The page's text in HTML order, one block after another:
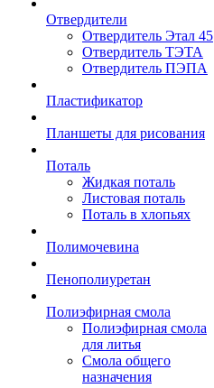
Отвердители
Отвердитель Этал 45
Отвердитель ТЭТА
Отвердитель ПЭПА
Пластификатор
Планшеты для рисования
Поталь
Жидкая поталь
Листовая поталь
Поталь в хлопьях
Полимочевина
Пенополиуретан
Полиэфирная смола
Полиэфирная смола
для литья
Смола общего
назначения